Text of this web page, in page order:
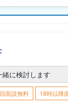
に検討します
面談無料 18時以降